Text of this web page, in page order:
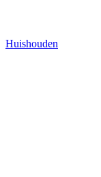
Huishouden